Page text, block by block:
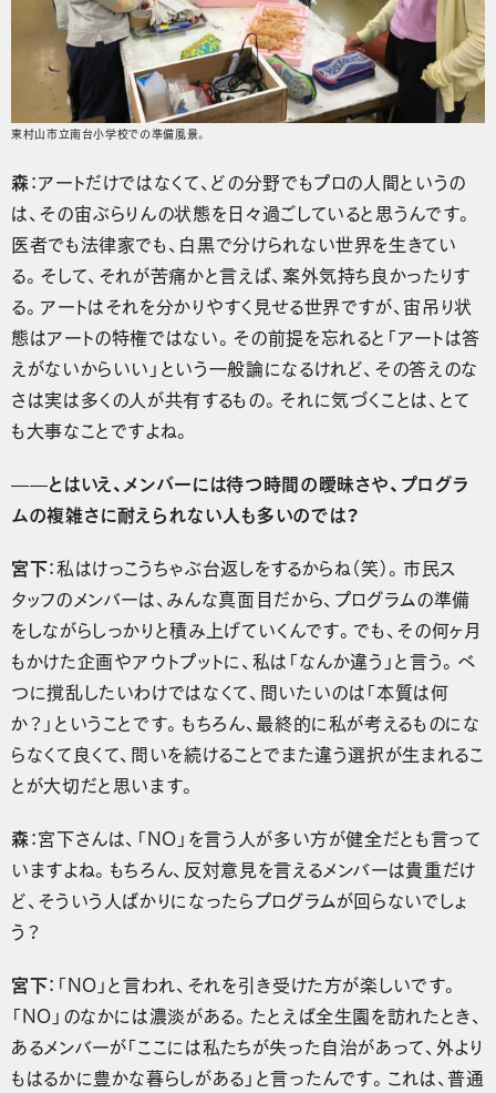
東村山市立南台小学校での準備風景。
森：アートだけではなくて、どの分野でもプロの人間というの
は、その宙ぶらりんの状態を日々過ごしていると思うんです。
医者でも法律家でも、白黒で分けられない世界を生きてい
る。そして、それが苦痛かと言えば、案外気持ち良かったりす
る。アートはそれを分かりやすく見せる世界ですが、宙吊り状
態はアートの特権ではない。その前提を忘れると「アートは答
えがないからいい」という一般論になるけれど、その答えのな
さは実は多くの人が共有するもの。それに気づくことは、とて
も大事なことですよね。
——とはいえ、メンバーには待つ時間の曖昧さや、プログラ
ムの複雑さに耐えられない人も多いのでは？
宮下：私はけっこうちゃぶ台返しをするからね（笑）。市民ス
タッフのメンバーは、みんな真面目だから、プログラムの準備
をしながらしっかりと積み上げていくんです。でも、その何ヶ月
もかけた企画やアウトプットに、私は「なんか違う」と言う。べ
つに撹乱したいわけではなくて、問いたいのは「本質は何
か？」ということです。もちろん、最終的に私が考えるものにな
らなくて良くて、問いを続けることでまた違う選択が生まれるこ
とが大切だと思います。
森：宮下さんは、「NO」を言う人が多い方が健全だとも言って
いますよね。もちろん、反対意見を言えるメンバーは貴重だけ
ど、そういう人ばかりになったらプログラムが回らないでしょ
う？
宮下：「NO」と言われ、それを引き受けた方が楽しいです。
「NO」のなかには濃淡がある。たとえば全生園を訪れたとき、
あるメンバーが「ここには私たちが失った自治があって、外より
もはるかに豊かな暮らしがある」と言ったんです。これは、普通